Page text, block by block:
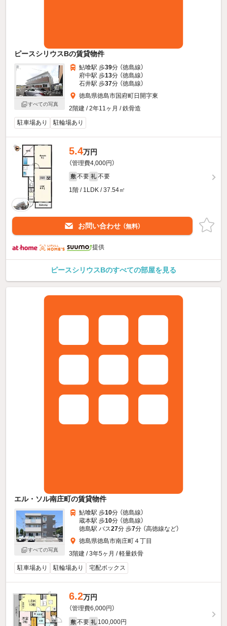
ピースシリウスBの賃貸物件
すべての写真
鮎喰駅 歩39分 （徳島線）
府中駅 歩13分 （徳島線）
石井駅 歩37分 （徳島線）
徳島県徳島市国府町日開字東
2階建 / 2年11ヶ月 / 鉄骨造
駐車場あり
駐輪場あり
5.4万円
（管理費4,000円）
敷 不要 礼 不要
1階 / 1LDK / 37.54㎡
お問い合わせ （無料）
提供
ピースシリウスBのすべての部屋を見る
エル・ソル南庄町の賃貸物件
すべての写真
鮎喰駅 歩10分 （徳島線）
蔵本駅 歩10分 （徳島線）
徳島駅 バス27分 歩7分 （高徳線など）
徳島県徳島市南庄町４丁目
3階建 / 3年5ヶ月 / 軽量鉄骨
駐車場あり
駐輪場あり 宅配ボックス
6.2万円
（管理費6,000円）
敷 不要 礼 100,000円